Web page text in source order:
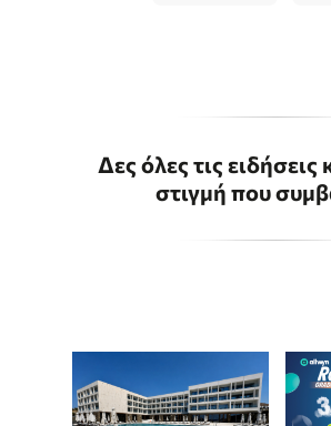
Δες όλες τις ειδήσεις
στιγμή που